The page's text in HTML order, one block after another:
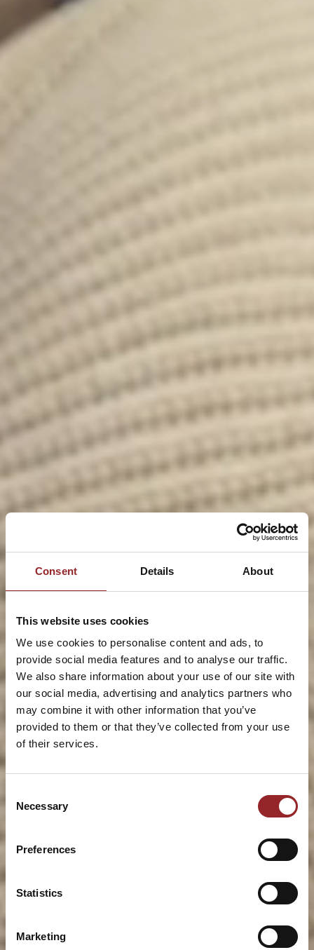
Consent Details About
This website uses cookies
We use cookies to personalise content and ads, to
provide social media features and to analyse our traffic.
We also share information about your use of our site with
our social media, advertising and analytics partners who
may combine it with other information that you’ve
provided to them or that they’ve collected from your use
of their services.
Selection
Necessary
Preferences
Statistics
Marketing